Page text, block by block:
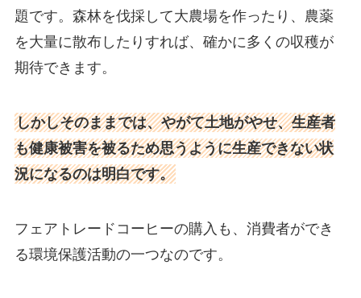
題です。森林を伐採して大農場を作ったり、農薬
を大量に散布したりすれば、確かに多くの収穫が
期待できます。
しかしそのままでは、やがて土地がやせ、生産者
も健康被害を被るため思うように生産できない状
況になるのは明白です。
フェアトレードコーヒーの購入も、消費者ができ
る環境保護活動の一つなのです。